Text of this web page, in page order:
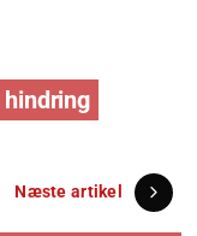
Næste artikel